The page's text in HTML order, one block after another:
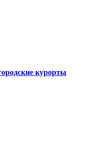
курорты